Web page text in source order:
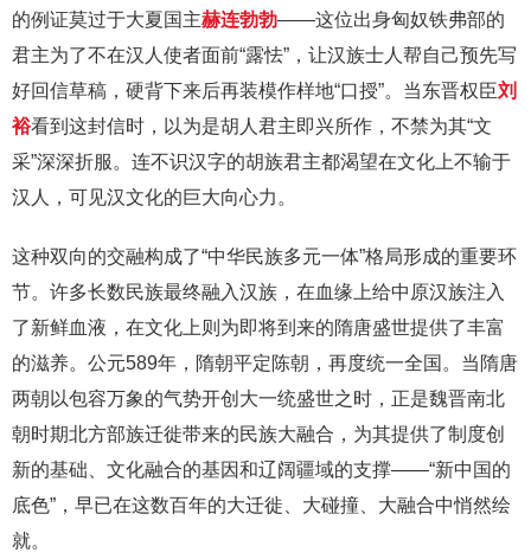
的例证莫过于大夏国主赫连勃勃——这位出身匈奴铁弗部的
君主为了不在汉人使者面前“露怯”，让汉族士人帮自己预先写
好回信草稿，硬背下来后再装模作样地“口授”。当东晋权臣刘
裕看到这封信时，以为是胡人君主即兴所作，不禁为其“文
采”深深折服。连不识汉字的胡族君主都渴望在文化上不输于
汉人，可见汉文化的巨大向心力。
这种双向的交融构成了“中华民族多元一体”格局形成的重要环
节。许多长数民族最终融入汉族，在血缘上给中原汉族注入
了新鲜血液，在文化上则为即将到来的隋唐盛世提供了丰富
的滋养。公元589年，隋朝平定陈朝，再度统一全国。当隋唐
两朝以包容万象的气势开创大一统盛世之时，正是魏晋南北
朝时期北方部族迁徙带来的民族大融合，为其提供了制度创
新的基础、文化融合的基因和辽阔疆域的支撑——“新中国的
底色”，早已在这数百年的大迁徙、大碰撞、大融合中悄然绘
就。